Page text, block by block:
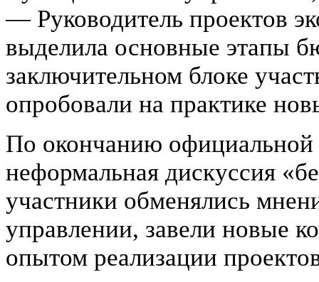
— Руководитель проектов
выделила основные этапы
заключительном блоке
опробовали на практике
По окончанию
неформальная дискуссия
участники обменялись
управлении, завели новые
опытом реализации